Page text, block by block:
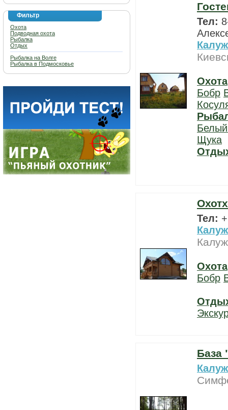
Фильтр
Охота
Подводная охота
Рыбалка
Отдых
Рыбалка на Волге
Рыбалка в Подмосковье
Тел:
Охота
Бобр
Щука
Тел:
Охота
Бобр
База